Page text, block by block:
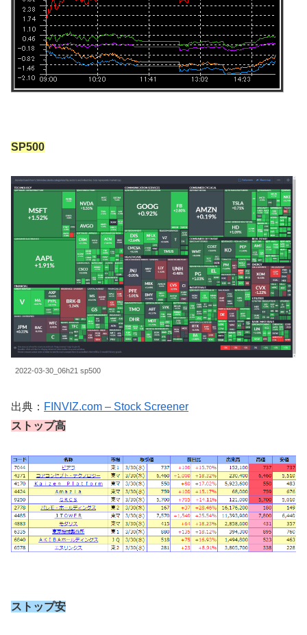
SP500
2022-03-30_06h21 sp500
出典： FINVIZ.com – Stock Screener
ストップ高
ストップ安